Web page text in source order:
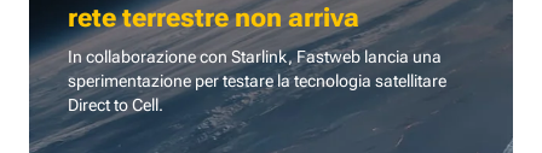
rete terrestre non arriva
In collaborazione con Starlink, Fastweb lancia una
sperimentazione per testare la tecnologia satellitare
Direct to Cell.